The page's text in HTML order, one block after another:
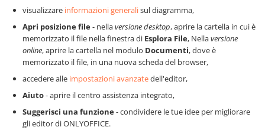
visualizzare informazioni generalisul diagramma,
Apri posizione file- nellaversione desktop, aprire la cartella in cui è
memorizzato il file nella finestra di Esplora File, Nellaversione
online, aprire la cartella nel modulo Documenti, dove è
memorizzato il file, in una nuova scheda del browser,
accedere alle impostazioni avanzatedell'editor,
Aiuto- aprire il centro assistenza integrato,
Suggerisci una funzione- condividere le tue idee per migliorare
gli editor di ONLYOFFICE.